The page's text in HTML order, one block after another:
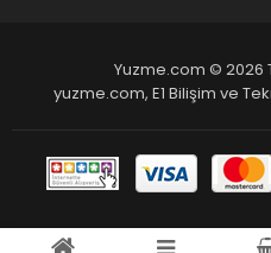
Yuzme.com © 2026
yuzme.com, E1 Bilişim ve